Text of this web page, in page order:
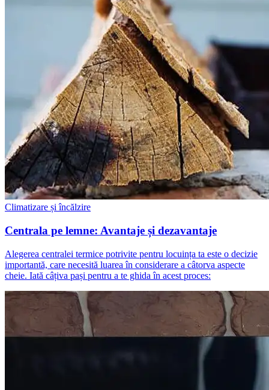
Climatizare și încălzire
Centrala pe lemne: Avantaje și dezavantaje
Alegerea centralei termice potrivite pentru locuința ta este o decizie
importantă, care necesită luarea în considerare a câtorva aspecte
cheie. Iată câțiva pași pentru a te ghida în acest proces: